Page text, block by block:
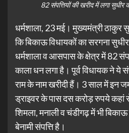
82 संपत्तियों की खरीद में लगा सुधीर
धर्मशाला, 23 मई। मुख्यमंत्री
कि बिकाऊ विधायकों का सरगना सुधीर
धर्मशाला व आसपास के क्षेत्र में 82
काला धन लगा है। पूर्व विधायक ने ये
राम के नाम खरीदी हैं। 3 साल में इन
ड्राइवर के पास दस करोड़ रुपये
शिमला, मनाली व चंडीगढ़ में भी
बेनामी संपत्ति है।